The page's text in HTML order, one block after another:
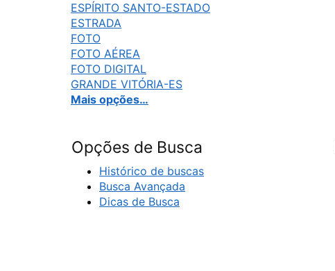
ESPÍRITO SANTO-ESTADO
ESTRADA
FOTO
FOTO AÉREA
FOTO DIGITAL
GRANDE VITÓRIA-ES
Mais opções…
Opções de Busca
Histórico de buscas
Busca Avançada
Dicas de Busca